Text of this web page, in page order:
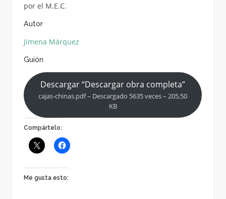
por el M.E.C.
Autor
Jimena Márquez
Guión
Descargar “Descargar obra completa”
cajas-chinas.pdf – Descargado 5635 veces – 205,50
KB
Compártelo:
Me gusta esto: